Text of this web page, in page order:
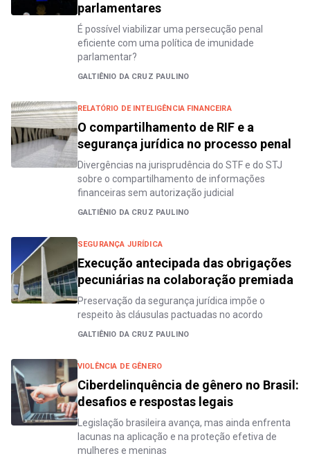
parlamentares
É possível viabilizar uma persecução penal
eficiente com uma política de imunidade
parlamentar?
GALTIÊNIO DA CRUZ PAULINO
RELATÓRIO DE INTELIGÊNCIA FINANCEIRA
O compartilhamento de RIF e a
segurança jurídica no processo penal
Divergências na jurisprudência do STF e do STJ
sobre o compartilhamento de informações
financeiras sem autorização judicial
GALTIÊNIO DA CRUZ PAULINO
SEGURANÇA JURÍDICA
Execução antecipada das obrigações
pecuniárias na colaboração premiada
Preservação da segurança jurídica impõe o
respeito às cláusulas pactuadas no acordo
GALTIÊNIO DA CRUZ PAULINO
VIOLÊNCIA DE GÊNERO
Ciberdelinquência de gênero no Brasil:
desafios e respostas legais
Legislação brasileira avança, mas ainda enfrenta
lacunas na aplicação e na proteção efetiva de
mulheres e meninas